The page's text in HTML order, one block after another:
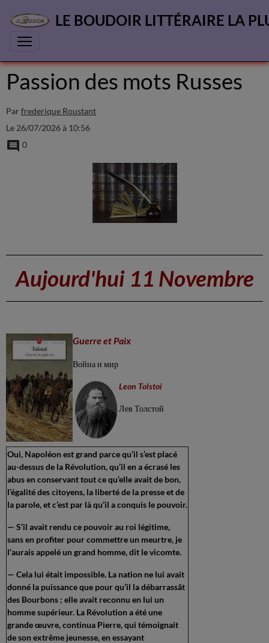
LE BOUDOIR LITTÉRAIRE LA
Passion des mots Russes
Par frederique Roustant
Le 26/07/2026à 10:56
0
Aujourd'hui 11 Novembre
Guerre et Paix
Война и мир
Leon Tolstoi
Лев Толстой
Oui, Napoléon est grand parce qu’il s’est placé
au-dessus de la Révolution, qu’il en a écrasé les
abus en conservant tout ce qu’elle avait de bon,
l’égalité des citoyens, la liberté de la presse et de
la parole, et c’est par là qu’il a conquis le pouvoir.
— S’il avait rendu ce pouvoir au roi légitime,
sans en profiter pour commettre un meurtre, je
l’aurais appelé un grand homme, dit le vicomte.
— Cela lui était impossible. La nation ne lui avait
donné la puissance que pour qu’il la débarrassât
des Bourbons ; elle avait reconnu en lui un
homme supérieur. La Révolution a été une
grande œuvre, continua Pierre, qui témoignait
de son extrême jeunesse, en essayant